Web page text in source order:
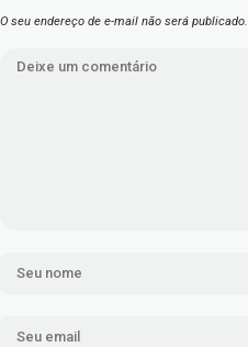
O seu endereço de e-mail não será publicado.